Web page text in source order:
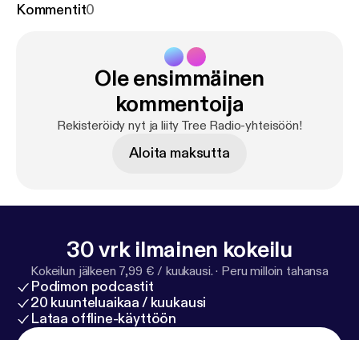
Kommentit0
Ole ensimmäinen
kommentoija
Rekisteröidy nyt ja liity Tree Radio-yhteisöön!
Aloita maksutta
30 vrk ilmainen kokeilu
Kokeilun jälkeen 7,99 € / kuukausi. · Peru milloin tahansa
Podimon podcastit
20 kuunteluaikaa / kuukausi
Lataa offline-käyttöön